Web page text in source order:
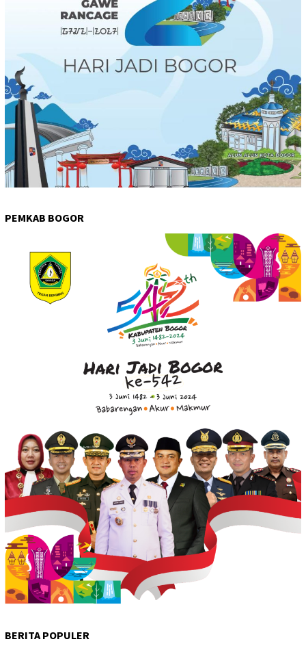
PEMKAB BOGOR
BERITA POPULER